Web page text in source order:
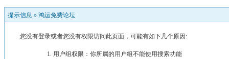
提示信息 » 鸿运免费论坛
您没有登录或者您没有权限访问此页面，可能有如下几个原因:
用户组权限：你所属的用户组不能使用搜索功能